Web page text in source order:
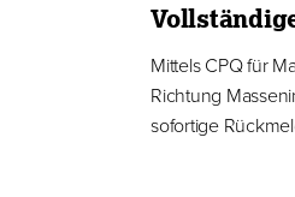
Mittels CPQ für
Richtung
sofortige